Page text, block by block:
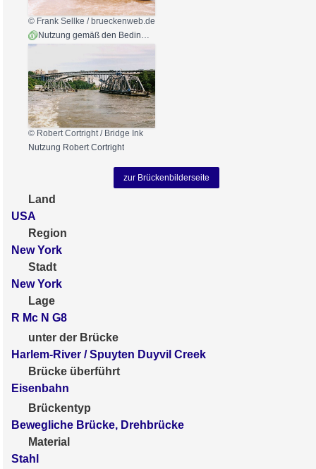
© Frank Sellke / brueckenweb.de
© Robert Cortright / Bridge Ink
Nutzung Robert Cortright
zur Brückenbilderseite
Land
USA
Region
New York
Stadt
New York
Lage
R Mc N G8
unter der Brücke
Harlem-River / Spuyten Duyvil Creek
Brücke überführt
Eisenbahn
Brückentyp
Bewegliche Brücke, Drehbrücke
Material
Stahl